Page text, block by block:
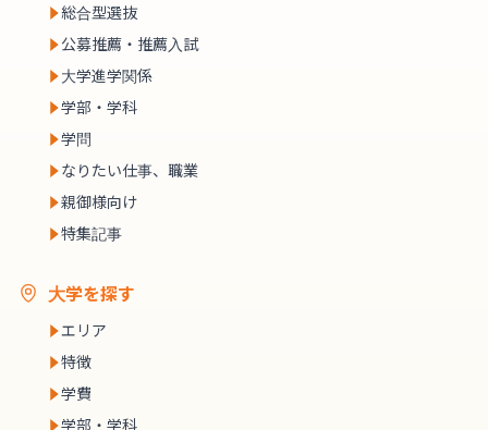
総合型選抜
公募推薦・推薦入試
大学進学関係
学部・学科
学問
なりたい仕事、職業
親御様向け
特集記事
大学を探す
エリア
特徴
学費
学部・学科